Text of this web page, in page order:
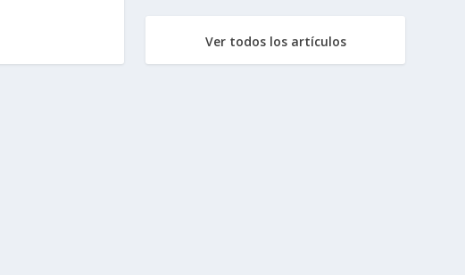
Ver todos los artículos